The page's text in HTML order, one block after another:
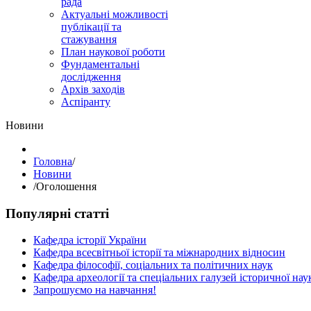
Актуальні можливості
публікації та
стажування
План наукової роботи
Фундаментальні
дослідження
Архів заходів
Аспіранту
Hовини
Головна/
Hовини
/Оголошення
Популярні статті
Кафедра історії України
Кафедра всесвітньої історії та міжнародних відносин
Кафедра філософії, соціальних та політичних наук
Кафедра археології та спеціальних галузей історичної
Запрошуємо на навчання!